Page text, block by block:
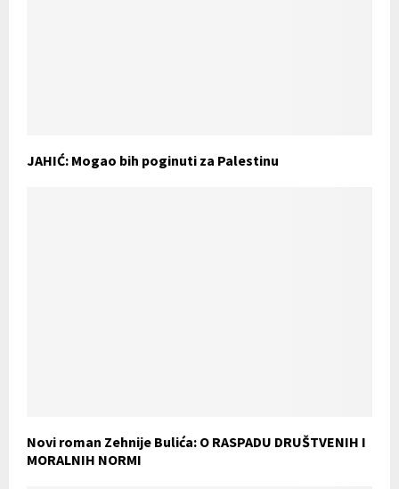
JAHIĆ: Mogao bih poginuti za Palestinu
Novi roman Zehnije Bulića: O RASPADU DRUŠTVENIH I
MORALNIH NORMI